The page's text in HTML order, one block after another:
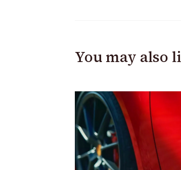
You may also